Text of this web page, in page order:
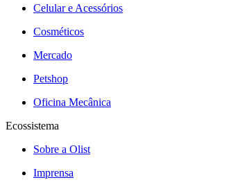
Celular e Acessórios
Cosméticos
Mercado
Petshop
Oficina Mecânica
Ecossistema
Sobre a Olist
Imprensa